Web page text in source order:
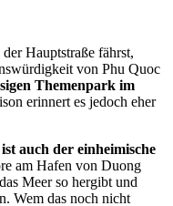
Hauptstraße fährst,
von Phu Quoc
Themenpark im
erinnert es jedoch eher
auch der einheimische
am Hafen von Duong
Meer so hergibt und
Wem das noch nicht